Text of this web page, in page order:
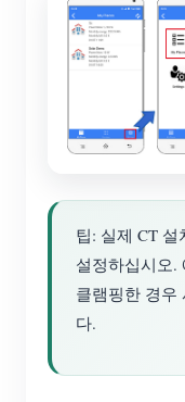
팁: 실제 CT
설정하십시오.
클램핑한 경우
다.